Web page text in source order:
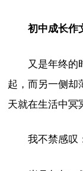
初中成长作
又是年终的
起，而另一侧却
天就在生活中冥
我不禁感叹